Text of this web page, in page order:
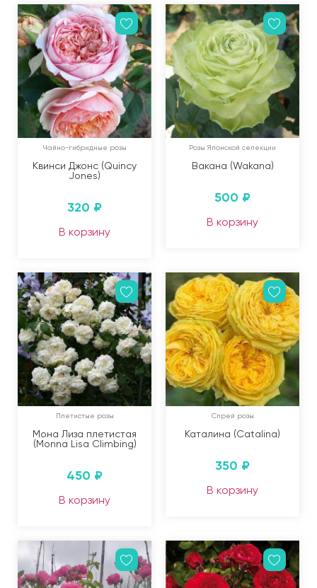
Чайно-гибридные розы
Квинси Джонс (Quincy
Jones)
320 ₽
В корзину
Розы Японской селекции
Вакана (Wakana)
500 ₽
В корзину
Плетистые розы
Мона Лиза плетистая
(Monna Lisa Climbing)
450 ₽
В корзину
Спрей розы
Каталина (Catalina)
350 ₽
В корзину